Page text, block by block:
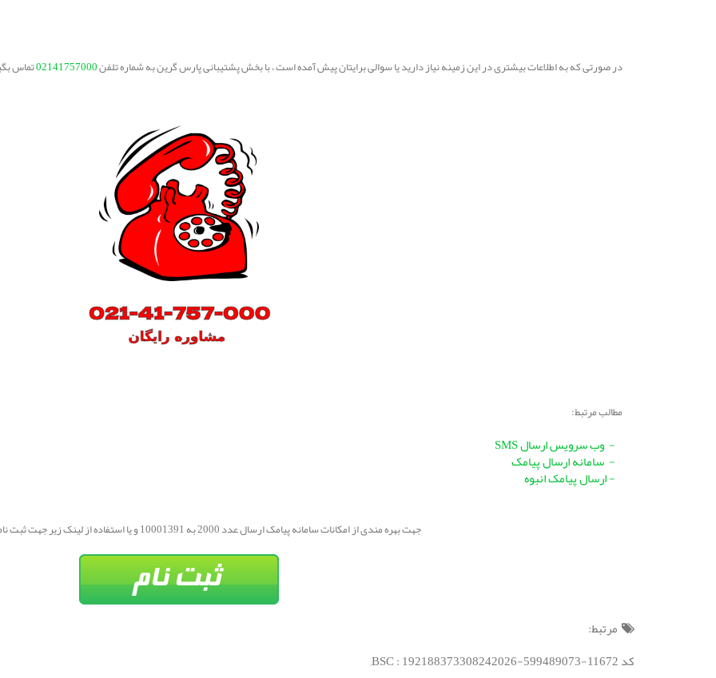
در صورتی که به اطلاعات بیشتری در این زمینه نیاز دارید یا سوالی برایتان پیش آمده است ، با بخش پشتیبانی پارس گرین به شماره تلفن02141757000تماس
مطالب مرتبط:
- وب سرویس ارسال SMS
- سامانه ارسال پیامک
- ارسال پیامک انبوه
جهت بهره مندی از امکانات سامانه پیامک ارسال عدد 2000 به 10001391 و یا استفاده از لینک زیر جهت ثبت نام اقدام فرمایید.
مرتبط:
کد BSC : 192188373308242026-599489073-11672;